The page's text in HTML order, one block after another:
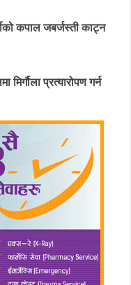
कपाल जबर्जस्ती काट्न
प्रत्यारोपण गर्न